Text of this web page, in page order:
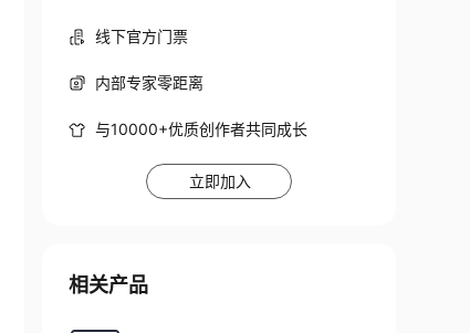
线下官方门票
内部专家零距离
与10000+优质创作者共同成长
立即加入
相关产品